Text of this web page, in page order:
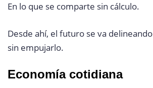
En lo que se comparte sin cálculo.
Desde ahí, el futuro se va delineando
sin empujarlo.
Economía cotidiana